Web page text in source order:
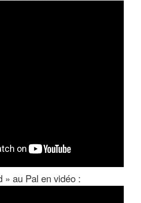
» au Pal en vidéo :